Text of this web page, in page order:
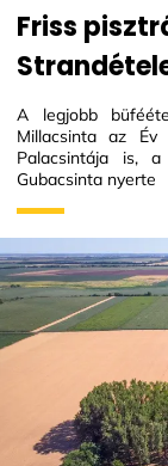
Friss
A legjobb
Millacsinta az
Palacsintája is,
Gubacsinta nyerte